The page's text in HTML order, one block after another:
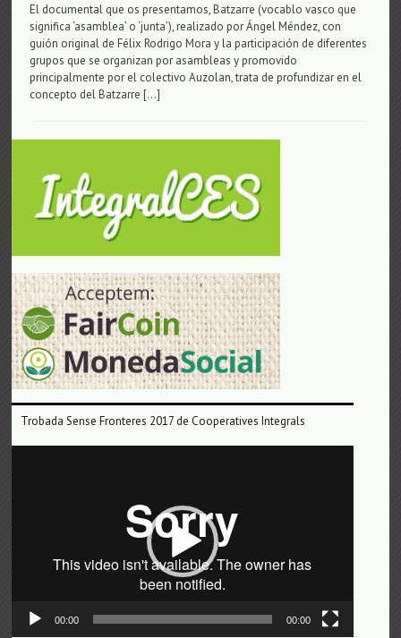
El documental que os presentamos, Batzarre (vocablo vasco que
significa ‘asamblea’ o ‘junta’), realizado por Ángel Méndez, con
guión original de Félix Rodrigo Mora y la participación de diferentes
grupos que se organizan por asambleas y promovido
principalmente por el colectivo Auzolan, trata de profundizar en el
concepto del Batzarre […]
Trobada Sense Fronteres 2017 de Cooperatives Integrals
00:00 00:00